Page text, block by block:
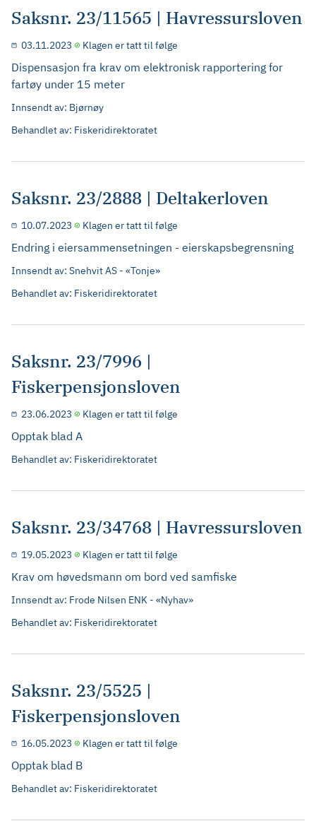
Saksnr. 23/11565 | Havressursloven
03.11.2023 Klagen er tatt til følge
Dispensasjon fra krav om elektronisk rapportering for
fartøy under 15 meter
Innsendt av: Bjørnøy
Behandlet av: Fiskeridirektoratet
Saksnr. 23/2888 | Deltakerloven
10.07.2023 Klagen er tatt til følge
Endring i eiersammensetningen - eierskapsbegrensning
Innsendt av: Snehvit AS - «Tonje»
Behandlet av: Fiskeridirektoratet
Saksnr. 23/7996 |
Fiskerpensjonsloven
23.06.2023 Klagen er tatt til følge
Opptak blad A
Behandlet av: Fiskeridirektoratet
Saksnr. 23/34768 | Havressursloven
19.05.2023 Klagen er tatt til følge
Krav om høvedsmann om bord ved samfiske
Innsendt av: Frode Nilsen ENK - «Nyhav»
Behandlet av: Fiskeridirektoratet
Saksnr. 23/5525 |
Fiskerpensjonsloven
16.05.2023 Klagen er tatt til følge
Opptak blad B
Behandlet av: Fiskeridirektoratet